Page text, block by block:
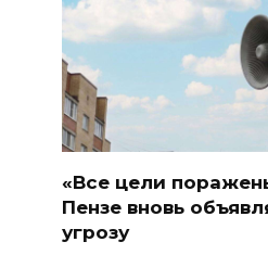
«Все цели
Пензе вновь
угрозу